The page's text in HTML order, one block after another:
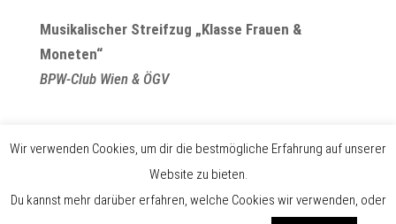
Musikalischer Streifzug „Klasse Frauen &
Moneten“
BPW-Club Wien & ÖGV
Wir verwenden Cookies, um dir die bestmögliche Erfahrung auf unserer
Website zu bieten.
Du kannst mehr darüber erfahren, welche Cookies wir verwenden, oder